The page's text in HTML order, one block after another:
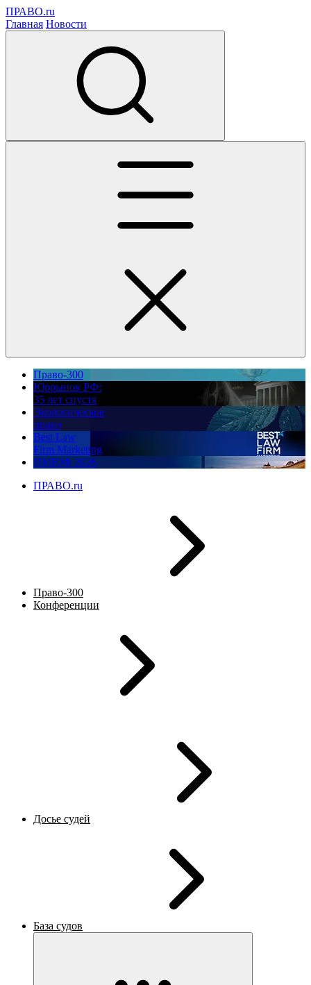
ПРАВО.ru
Главная Новости
Право-300
Юррынок РФ:
35 лет спустя
Экологическое
право
Best Law
Firm Marketing
ПМЮФ 2026
ПРАВО.ru
Право-300
Конференции
Досье судей
База судов